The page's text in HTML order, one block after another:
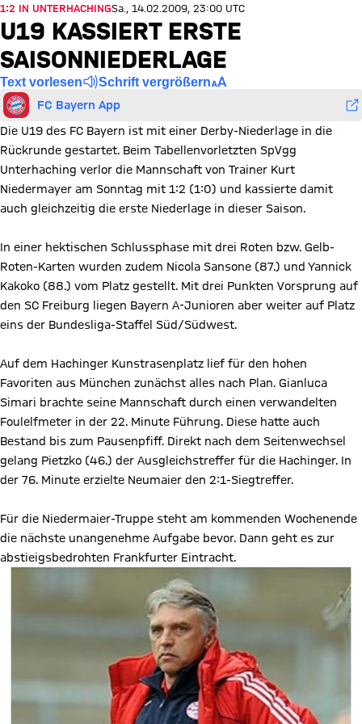
1:2 IN UNTERHACHINGSa., 14.02.2009, 23:00 UTC
U19 KASSIERT ERSTE
SAISONNIEDERLAGE
Text vorlesen Schrift vergrößern
FC Bayern App
Die U19 des FC Bayern ist mit einer Derby-Niederlage in die
Rückrunde gestartet. Beim Tabellenvorletzten SpVgg
Unterhaching verlor die Mannschaft von Trainer Kurt
Niedermayer am Sonntag mit 1:2 (1:0) und kassierte damit
auch gleichzeitig die erste Niederlage in dieser Saison.
In einer hektischen Schlussphase mit drei Roten bzw. Gelb-
Roten-Karten wurden zudem Nicola Sansone (87.) und Yannick
Kakoko (88.) vom Platz gestellt. Mit drei Punkten Vorsprung auf
den SC Freiburg liegen Bayern A-Junioren aber weiter auf Platz
eins der Bundesliga-Staffel Süd/Südwest.
Auf dem Hachinger Kunstrasenplatz lief für den hohen
Favoriten aus München zunächst alles nach Plan. Gianluca
Simari brachte seine Mannschaft durch einen verwandelten
Foulelfmeter in der 22. Minute Führung. Diese hatte auch
Bestand bis zum Pausenpfiff. Direkt nach dem Seitenwechsel
gelang Pietzko (46.) der Ausgleichstreffer für die Hachinger. In
der 76. Minute erzielte Neumaier den 2:1-Siegtreffer.
Für die Niedermaier-Truppe steht am kommenden Wochenende
die nächste unangenehme Aufgabe bevor. Dann geht es zur
abstieigsbedrohten Frankfurter Eintracht.